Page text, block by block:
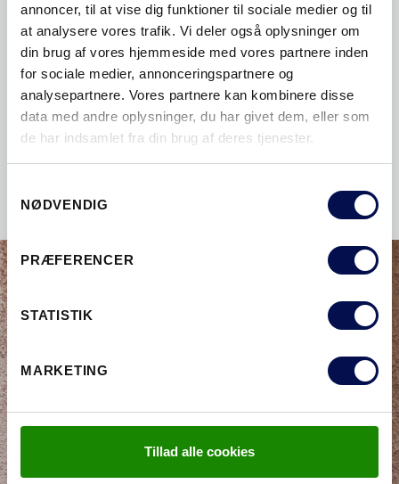
annoncer, til at vise dig funktioner til sociale medier og til
at analysere vores trafik. Vi deler også oplysninger om
din brug af vores hjemmeside med vores partnere inden
for sociale medier, annonceringspartnere og
analysepartnere. Vores partnere kan kombinere disse
data med andre oplysninger, du har givet dem, eller som
de har indsamlet fra din brug af deres tjenester.
NØDVENDIG
PRÆFERENCER
STATISTIK
MARKETING
Tillad alle cookies
Sidelys og ovenlys
Udhusdøre
Se købsguide med hvad der er smart at tænke
på ved valg af ny hoveddør.